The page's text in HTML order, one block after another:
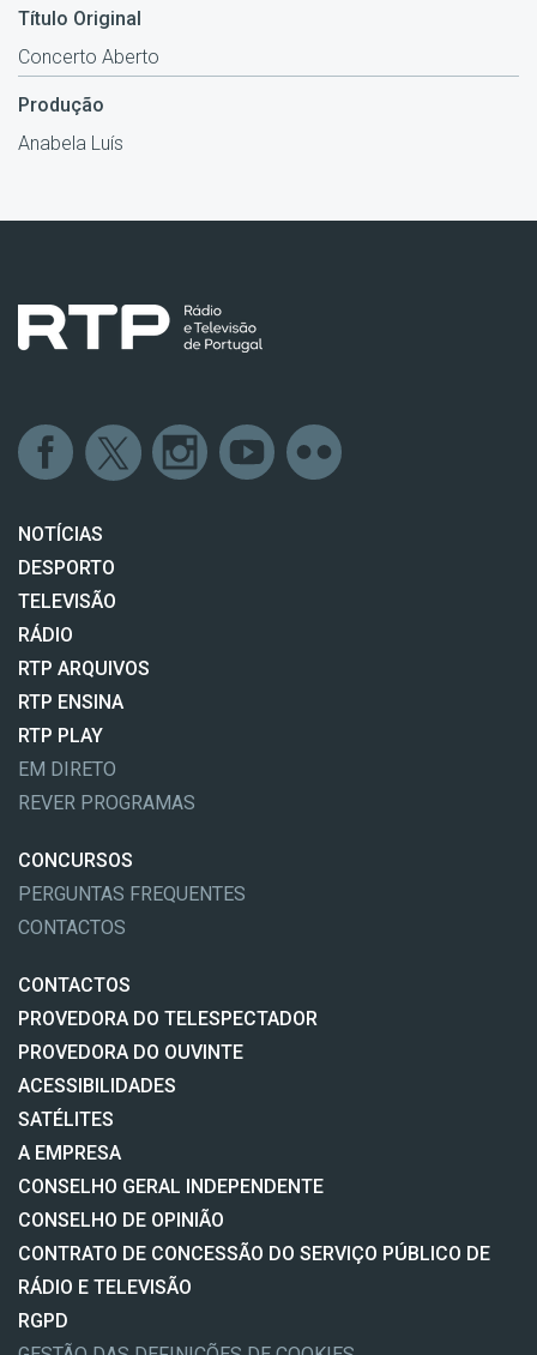
Título Original
Concerto Aberto
Produção
Anabela Luís
NOTÍCIAS
DESPORTO
TELEVISÃO
RÁDIO
RTP ARQUIVOS
RTP ENSINA
RTP PLAY
EM DIRETO
REVER PROGRAMAS
CONCURSOS
PERGUNTAS FREQUENTES
CONTACTOS
CONTACTOS
PROVEDORA DO TELESPECTADOR
PROVEDORA DO OUVINTE
ACESSIBILIDADES
SATÉLITES
A EMPRESA
CONSELHO GERAL INDEPENDENTE
CONSELHO DE OPINIÃO
CONTRATO DE CONCESSÃO DO SERVIÇO PÚBLICO DE
RÁDIO E TELEVISÃO
RGPD